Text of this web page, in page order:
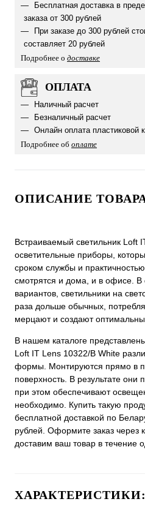
Бесплатная доставка в
заказа от 300 рублей
При заказе до 300 рублей
составляет 20 рублей
Подробнее о доставке
ОПЛАТА
Наличный расчет
Безналичный расчет
Онлайн оплата пластиковой
Подробнее об оплате
ОПИСАНИЕ
Встраиваемый светильник Loft
осветительные приборы,
сроком службы и
смотрятся и дома, и в офисе. В
вариантов, светильники на
раза дольше обычных,
мерцают и создают
В нашем каталоге
Loft IT Lens 10322/B White
формы. Монтируются прямо в
поверхность. В результате они
при этом обеспечивают
необходимо. Купить такую
бесплатной доставкой по
рублей. Оформите заказ через
доставим ваш товар в течение
ХАРАКТЕРИСТИКИ: